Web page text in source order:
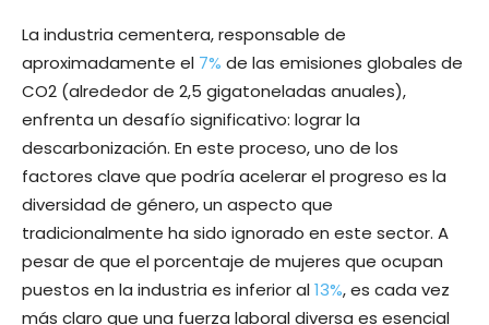
La industria cementera, responsable de
aproximadamente el 7% de las emisiones globales de
CO2 (alrededor de 2,5 gigatoneladas anuales),
enfrenta un desafío significativo: lograr la
descarbonización. En este proceso, uno de los
factores clave que podría acelerar el progreso es la
diversidad de género, un aspecto que
tradicionalmente ha sido ignorado en este sector. A
pesar de que el porcentaje de mujeres que ocupan
puestos en la industria es inferior al13%, es cada vez
más claro que una fuerza laboral diversa es esencial